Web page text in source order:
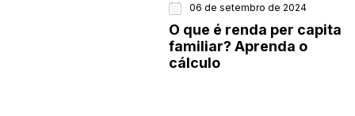
06 de setembro de 2024
O que é renda per capita
familiar? Aprenda o
cálculo